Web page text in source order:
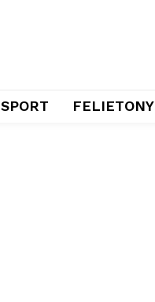
SPORT FELIETONY